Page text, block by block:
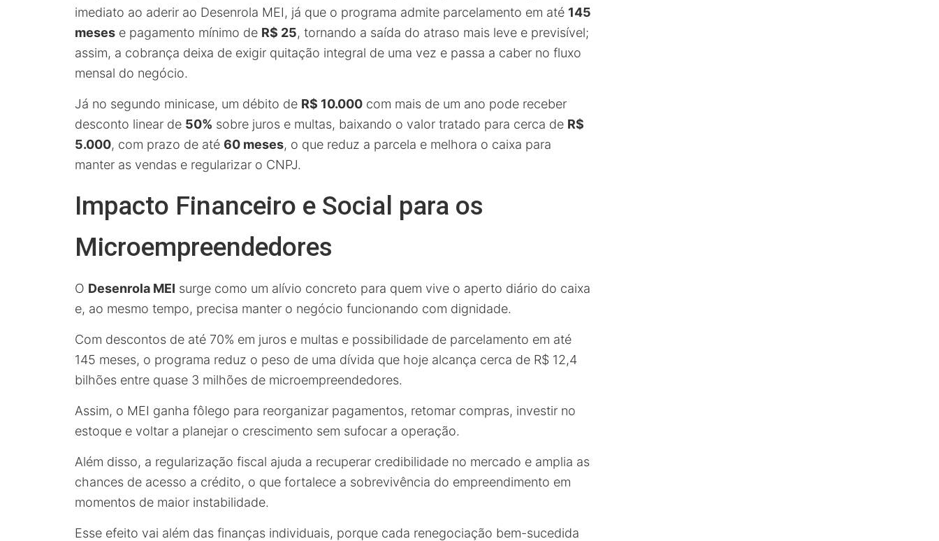
imediato ao aderir ao Desenrola MEI, já que o programa admite parcelamento em até 145
meses e pagamento mínimo de R$ 25, tornando a saída do atraso mais leve e previsível;
assim, a cobrança deixa de exigir quitação integral de uma vez e passa a caber no fluxo
mensal do negócio.
Já no segundo minicase, um débito de R$ 10.000 com mais de um ano pode receber
desconto linear de 50% sobre juros e multas, baixando o valor tratado para cerca de R$
5.000, com prazo de até 60 meses, o que reduz a parcela e melhora o caixa para
manter as vendas e regularizar o CNPJ.
Impacto Financeiro e Social para os
Microempreendedores
O Desenrola MEI surge como um alívio concreto para quem vive o aperto diário do caixa
e, ao mesmo tempo, precisa manter o negócio funcionando com dignidade.
Com descontos de até 70% em juros e multas e possibilidade de parcelamento em até
145 meses, o programa reduz o peso de uma dívida que hoje alcança cerca de R$ 12,4
bilhões entre quase 3 milhões de microempreendedores.
Assim, o MEI ganha fôlego para reorganizar pagamentos, retomar compras, investir no
estoque e voltar a planejar o crescimento sem sufocar a operação.
Além disso, a regularização fiscal ajuda a recuperar credibilidade no mercado e amplia as
chances de acesso a crédito, o que fortalece a sobrevivência do empreendimento em
momentos de maior instabilidade.
Esse efeito vai além das finanças individuais, porque cada renegociação bem-sucedida